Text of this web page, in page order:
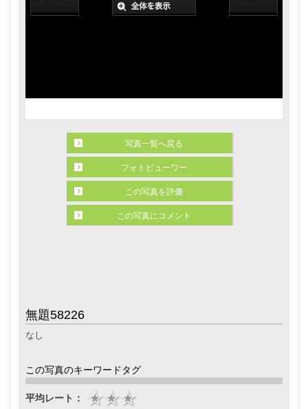
無題58226
なし
この写真のキーワードタグ
平均レート：
写真一覧へ戻る
フォトビューワー
この写真を評価
この写真にコメント